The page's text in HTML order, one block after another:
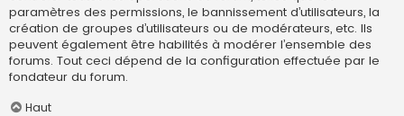
paramètres des permissions, le bannissement d’utilisateurs, la
création de groupes d’utilisateurs ou de modérateurs, etc. Ils
peuvent également être habilités à modérer l’ensemble des
forums. Tout ceci dépend de la configuration effectuée par le
fondateur du forum.
Haut